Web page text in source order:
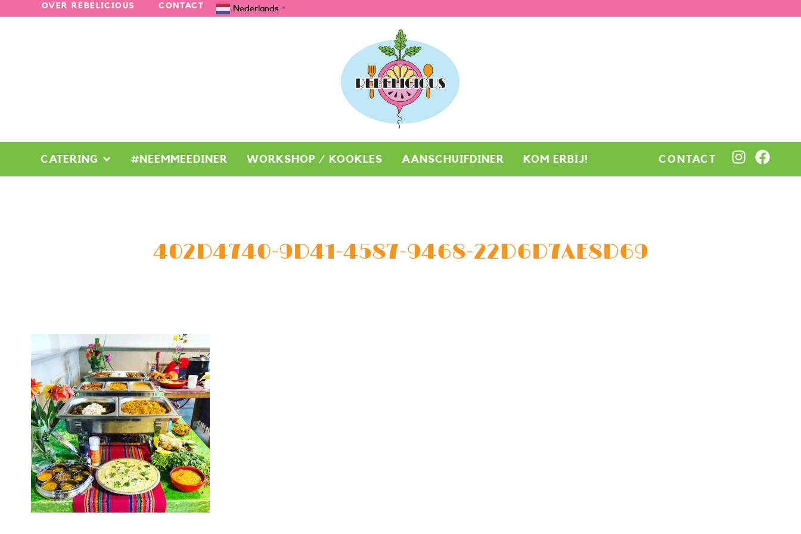
OVER REBELICIOUS CONTACT Nederlands ▼
CATERING #NEEMMEEDINER WORKSHOP / KOOKLES AANSCHUIFDINER KOM ERBIJ! CONTACT
402D4740-9D41-4587-9468-22D6D7AE8D69